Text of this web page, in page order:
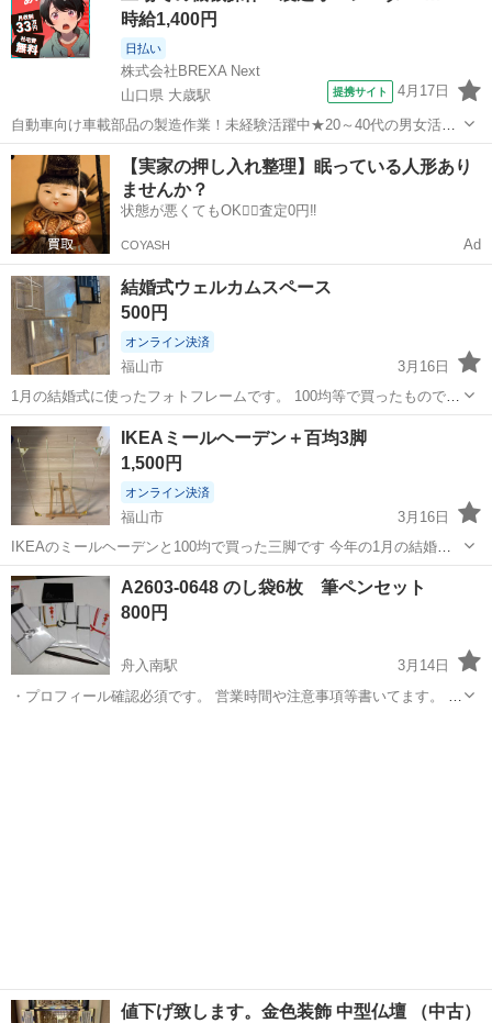
時給1,400円
日払い
株式会社BREXA Next
山口県 大歳駅
提携サイト 4月17日
自動車向け車載部品の製造作業！未経験活躍中★20～40代の男女活躍
中！友達同士での応募OK！備品付きワンルーム寮費無料！赴任旅費会
社負担！生活支援物資事前対応可◎格安食堂利用可！年間休日135日
♪《山口県山口市》 人気の工...
山口 山口市 大歳駅 その他
【実家の押し入れ整理】眠っている人形あり
ませんか？
状態が悪くてもOK🙆‍♀️査定0円‼️
COYASH Ad
結婚式ウェルカムスペース
500円
オンライン決済
福山市
3月16日
1月の結婚式に使ったフォトフレームです。 100均等で買ったものです
福山市にて引き取り可能の人でお願いします まとめて引き取ってくれ
る方のみでお願いします
広島 福山市 結婚式
IKEAミールヘーデン＋百均3脚
1,500円
オンライン決済
福山市
3月16日
IKEAのミールヘーデンと100均で買った三脚です 今年の1月の結婚式
に使ったものです 値下げ交渉、引き渡し日とうの相談承ります
広島 福山市 冠婚葬祭 ミールヘーデン
A2603-0648 のし袋6枚 筆ペンセット
800円
舟入南駅
3月14日
・プロフィール確認必須です。 営業時間や注意事項等書いてます。 ・
値下げ致します。金色装飾 中型仏壇 （中古）